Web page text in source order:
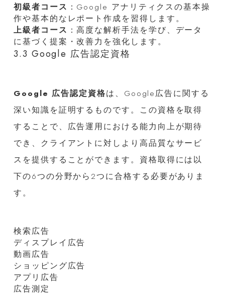
初級者コース ：Google アナリティクスの基本操
作や基本的なレポート作成を習得します。
上級者コース ：高度な解析手法を学び、データ
に基づく提案・改善力を強化します。
3.3 Google 広告認定資格
Google 広告認定資格は、Google広告に関する
深い知識を証明するものです。この資格を取得
することで、広告運用における能力向上が期待
でき、クライアントに対しより高品質なサービ
スを提供することができます。資格取得には以
下の6つの分野から2つに合格する必要がありま
す。
検索広告
ディスプレイ広告
動画広告
ショッピング広告
アプリ広告
広告測定